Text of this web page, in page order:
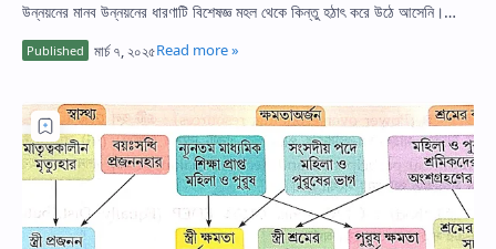
উন্নয়নের মানব উন্নয়নের ধারণাটি বিশেষজ্ঞ মহল থেকে কিন্তু হঠাৎ করে উঠে আসেনি।
বাস্তবে, এই ধ…